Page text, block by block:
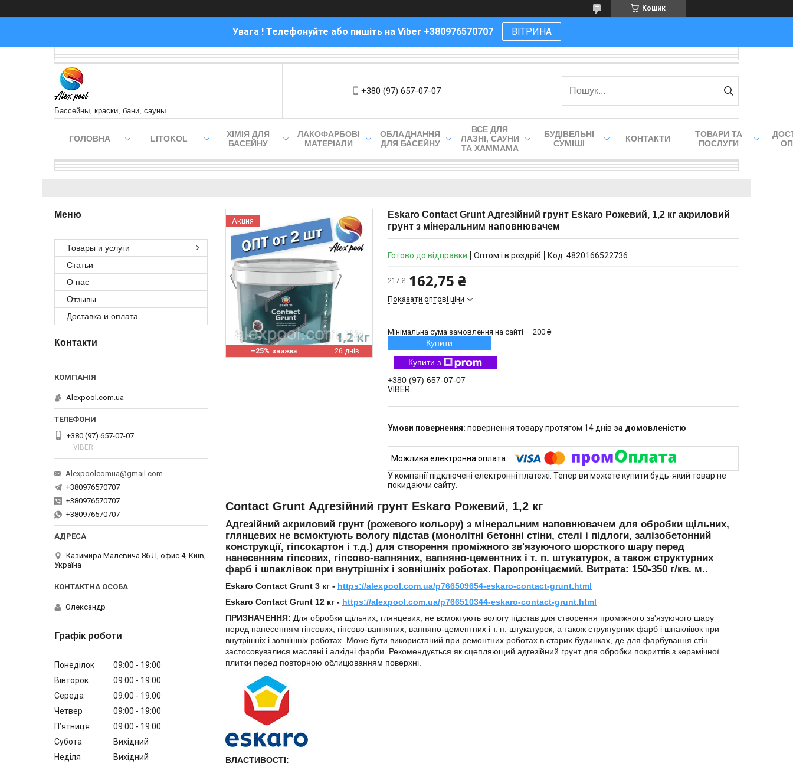
Кошик
Увага ! Телефонуйте або пишіть на Viber +380976570707 ВІТРИНА
Бассейны, краски, бани, сауны
+380 (97) 657-07-07
ГОЛОВНА LITOKOL
ХІМІЯ ДЛЯ
БАСЕЙНУ
ЛАКОФАРБОВІ
МАТЕРІАЛИ
ОБЛАДНАННЯ
ДЛЯ БАСЕЙНУ
ВСЕ ДЛЯ
ЛАЗНІ, САУНИ
ТА ХАММАМА
БУДІВЕЛЬНІ
СУМІШІ
КОНТАКТИ
ТОВАРИ ТА
ПОСЛУГИ
–25% 26 днів
Акция
Eskaro Contact Grunt Адгезійний грунт Eskaro Рожевий, 1,2 кг акриловий
грунт з мінеральним наповнювачем
Готово до відправки Оптом і в роздріб Код: 4820166522736
217 ₴ 162,75 ₴
Показати оптові ціни
Мінімальна сума замовлення на сайті — 200 ₴
Купити
Купити з
+380 (97) 657-07-07
VIBER
повернення товару протягом 14 днів за домовленістю
У компанії підключені електронні платежі. Тепер ви можете купити будь-який товар не
покидаючи сайту.
Contact Grunt Адгезійний грунт Eskaro Рожевий, 1,2 кг
Адгезійний акриловий грунт (рожевого кольору) з мінеральним наповнювачем для обробки щільних,
глянцевих не всмоктують вологу підстав (монолітні бетонні стіни, стелі і підлоги, залізобетонний
конструкції, гіпсокартон і т.д.) для створення проміжного зв'язуючого шорсткого шару перед
нанесенням гіпсових, гіпсово-вапняних, вапняно-цементних і т. п. штукатурок, а також структурних
фарб і шпаклівок при внутрішніх і зовнішніх роботах. Паропроніцаємий. Витрата: 150-350 г/кв. м..
Eskaro Contact Grunt 3 кг - https://alexpool.com.ua/p766509654-eskaro-contact-grunt.html
Eskaro Contact Grunt 12 кг - https://alexpool.com.ua/p766510344-eskaro-contact-grunt.html
ПРИЗНАЧЕННЯ: Для обробки щільних, глянцевих, не всмоктують вологу підстав для створення проміжного зв'язуючого шару
перед нанесенням гіпсових, гіпсово-вапняних, вапняно-цементних і т. п. штукатурок, а також структурних фарб і шпаклівок при
внутрішніх і зовнішніх роботах. Може бути використаний при ремонтних роботах в старих будинках, де для фарбування стін
застосовувалися масляні і алкідні фарби. Рекомендується як сцепляющий адгезійний грунт для обробки покриттів з керамічної
плитки перед повторною облицюванням поверхні.
ВЛАСТИВОСТІ:
Товары и услуги
Статьи
О нас
Отзывы
Доставка и оплата
Контакти
Alexpool.com.ua
+380 (97) 657-07-07
VIBER
Alexpoolcomua@gmail.com
+380976570707
+380976570707
+380976570707
Казимира Малевича 86 Л, офис 4, Київ,
Україна
Олександр
Графік роботи
Понеділок 09:00
19:00
Вівторок
09:00
19:00
Середа
09:00
19:00
Четвер
09:00
19:00
Пʼятниця
09:00
19:00
Субота
Вихідний
Неділя
Вихідний